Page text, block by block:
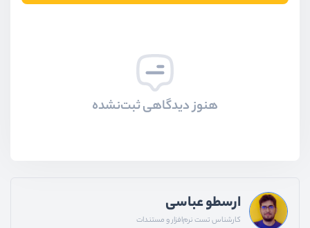
هنوز دیدگاهی ثبت‌نشده
ارسطو عباسی
کارشناس تست نرم‌افزار و مستندات